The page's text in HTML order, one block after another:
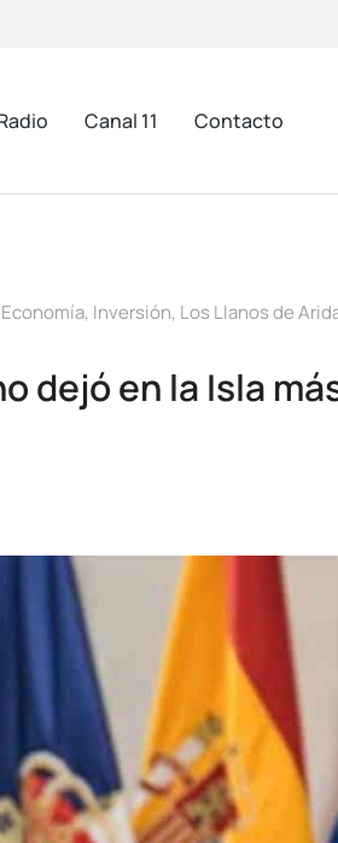
Canal 11 Contacto
Economía, Inversión, Los Llanos de
dejó en la Isla